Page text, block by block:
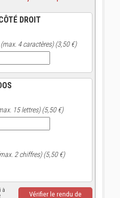
DROIT
4 caractères) (3,50 €)
15 lettres) (5,50 €)
2 chiffres) (5,50 €)
à
Vérifier le rendu de